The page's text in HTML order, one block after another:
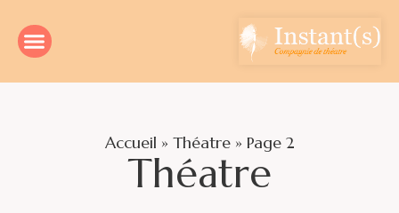
Accueil » Théatre» Page 2
Théatre